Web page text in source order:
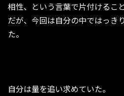
相性、という言葉で片付けるこ
だが、今回は自分の中ではっき
た。
自分は量を追い求めていた。